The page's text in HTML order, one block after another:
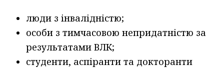
люди з інвалідністю;
особи з тимчасовою непридатністю за
результатами ВЛК;
студенти, аспіранти та докторанти